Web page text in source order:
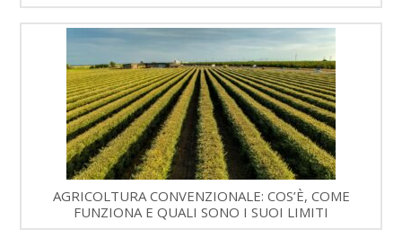
AGRICOLTURA CONVENZIONALE: COS’È, COME
FUNZIONA E QUALI SONO I SUOI LIMITI